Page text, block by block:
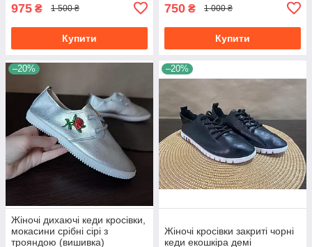
975 ₴ 1 500 ₴
Купити
750 ₴ 1 000 ₴
Купити
–20%
Жіночі дихаючі кеди кросівки,
мокасини срібні сірі з
трояндою (вишивка)
–20%
Жіночі кросівки закриті чорні
кеди екошкіра демі